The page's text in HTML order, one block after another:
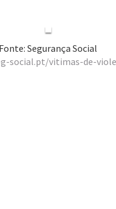
Fonte: Segurança Social
social.pt/vitimas-de-